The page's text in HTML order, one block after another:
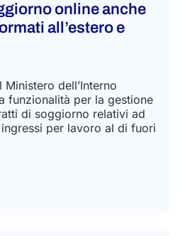
online anche
all’estero e
dell’Interno
funzionalità per la gestione
di soggiorno relativi ad
per lavoro al di fuori